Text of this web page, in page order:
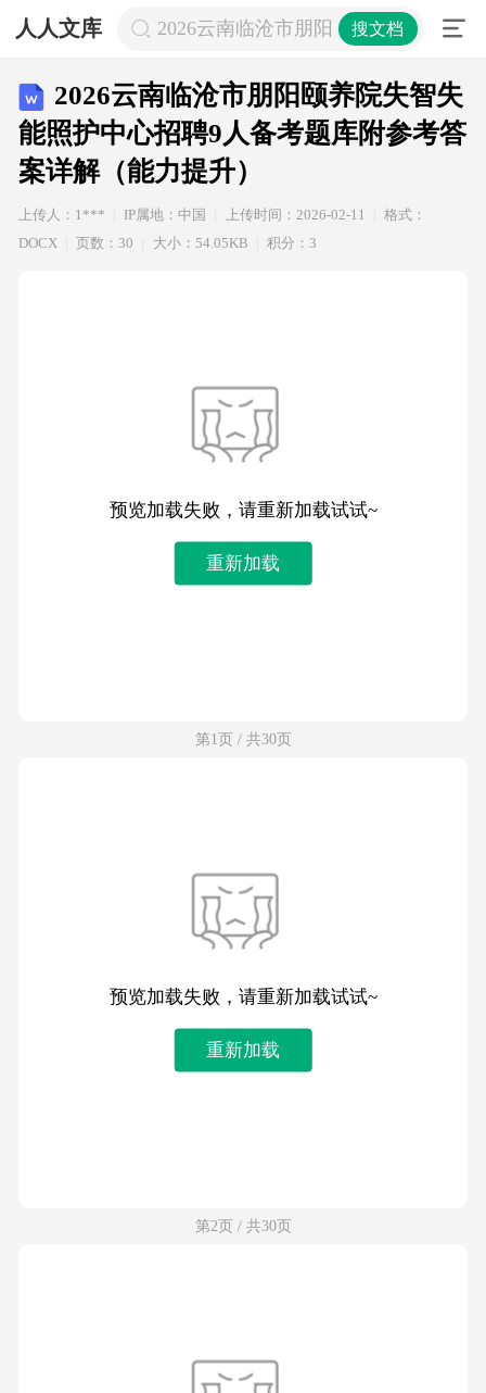
人人文库 2026云南临沧市朋阳颐养院失智失能
搜文档
2026云南临沧市朋阳颐养院失智失
能照护中心招聘9人备考题库附参考答
案详解（能力提升）
上传人：1*** IP属地：中国 上传时间：2026-02-11
格式：
DOCX
页数：30 大小：54.05KB 积分：3
预览加载失败，请重新加载试试~
重新加载
第1页 / 共30页
预览加载失败，请重新加载试试~
重新加载
第2页 / 共30页